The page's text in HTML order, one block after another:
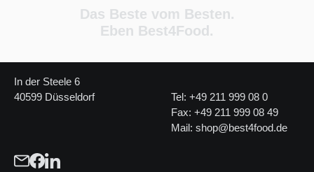
Das Beste vom Besten.
Eben Best4Food.
In der Steele 6
40599 Düsseldorf
Tel: +49 211 999 08 0
Fax: +49 211 999 08 49
Mail: shop@best4food.de